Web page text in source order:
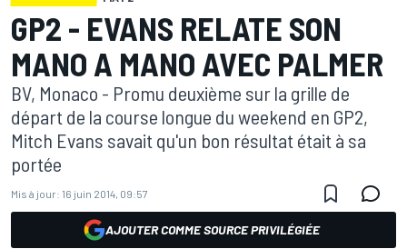
GP2 - EVANS RELATE SON
MANO A MANO AVEC PALMER
BV, Monaco - Promu deuxième sur la grille de
départ de la course longue du weekend en GP2,
Mitch Evans savait qu'un bon résultat était à sa
portée
Mis à jour: 16 juin 2014, 09:57
AJOUTER COMME SOURCE PRIVILÉGIÉE